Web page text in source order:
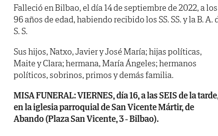
Falleció en Bilbao, el día 14 de septiembre de 2022, a los
96 años de edad, habiendo recibido los SS. SS. y la B. A.
S. S.
Sus hijos, Natxo, Javier y José María; hijas políticas,
Maite y Clara; hermana, María Ángeles; hermanos
políticos, sobrinos, primos y demás familia.
MISA FUNERAL: VIERNES, día 16, a las SEIS de la
en la iglesia parroquial de San Vicente Mártir, de
Abando (Plaza San Vicente, 3 - Bilbao).